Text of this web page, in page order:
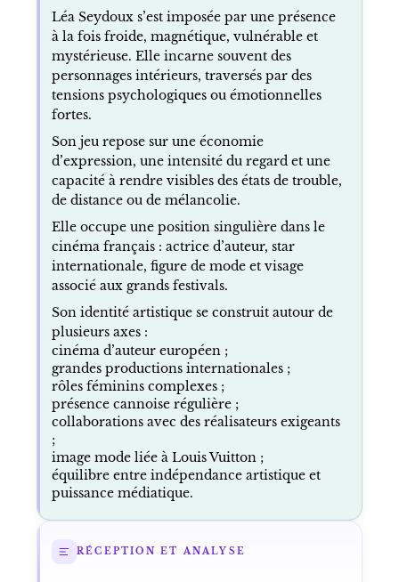
Léa Seydoux s’est imposée par une présence
à la fois froide, magnétique, vulnérable et
mystérieuse. Elle incarne souvent des
personnages intérieurs, traversés par des
tensions psychologiques ou émotionnelles
fortes.
Son jeu repose sur une économie
d’expression, une intensité du regard et une
capacité à rendre visibles des états de trouble,
de distance ou de mélancolie.
Elle occupe une position singulière dans le
cinéma français : actrice d’auteur, star
internationale, figure de mode et visage
associé aux grands festivals.
Son identité artistique se construit autour de
plusieurs axes :
cinéma d’auteur européen ;
grandes productions internationales ;
rôles féminins complexes ;
présence cannoise régulière ;
collaborations avec des réalisateurs exigeants
;
image mode liée à Louis Vuitton ;
équilibre entre indépendance artistique et
puissance médiatique.
RÉCEPTION ET ANALYSE